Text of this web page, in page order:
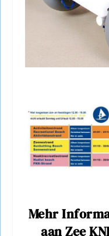
Mehr
aan Zee